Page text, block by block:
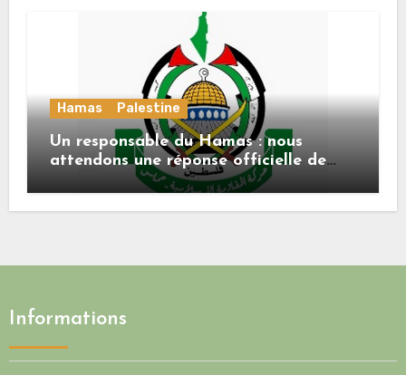
Hamas Palestine
Un responsable du Hamas : nous
attendons une réponse officielle de
Mladenov concernant la feuille de
Informations